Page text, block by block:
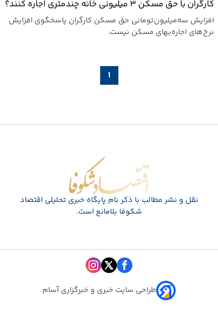
کارگران با حق مسکن ۳ میلیونی خانه چندمتری اجاره کنند؟
افزایش سه‌میلیون‌تومانی حق مسکن کارگران پاسخگوی افزایش
نرخ‌های اجاره‌بهای مسکن نیست.
۱
اقتصاد شکوفا
نقل و نشر مطالب با ذکر نام پايگاه خبری تحليلی اقتصاد
شکوفا بلامانع است.
طراحی سایت خبری و خبرگزاری آسام